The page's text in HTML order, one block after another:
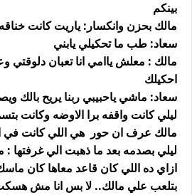
بينكم
مالك بحزن وانكسار: ياريت كانت
سعاد: طب ما تحكيلي يابني
مالك : معلش ياامي انا تعبان دلوقتي
احكيلك
سعاد: ماشي ياحبيبي ربنا يريح بالك
ليلي كانت واقفه برا الاوضه وكانت
مالك عرف ان حور هي اللي كانت في
ليلي بصدمه بعد ما ذهبت الي
ازاي ده اللي كان قاعد معاها كان
بتلعب علي مالك.. لا بس انا مش هسكت